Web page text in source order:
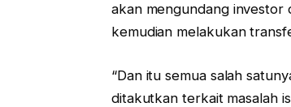
akan mengundang investor
kemudian melakukan
“Dan itu semua salah
ditakutkan terkait masalah